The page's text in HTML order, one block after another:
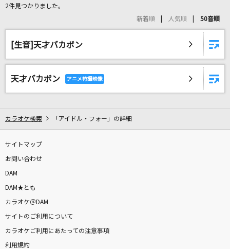
リアルタイムで歌われている曲の一覧
[生音]恋の予感
安全地帯
夢をかなえてドラえもん
mao
ギブス
椎名林檎
[オリカラ]泡沫、哀のまほろば
幽閉サテライト
2件見つかりました。
新着順 人気順 50音順
[生音]天才バカボン
天才バカボン
カラオケ検索 「アイドル・フォー」の詳細
サイトマップ
お問い合わせ
DAM
DAM★とも
カラオケ＠DAM
サイトのご利用について
カラオケご利用にあたっての注意事項
利用規約